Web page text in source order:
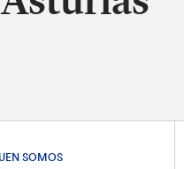
SOMOS